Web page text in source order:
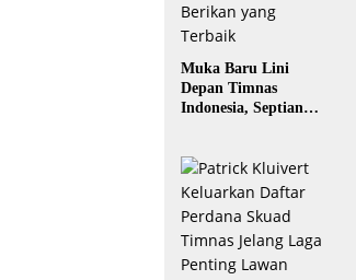
Muka Baru Lini
Depan Timnas
Indonesia, Septian